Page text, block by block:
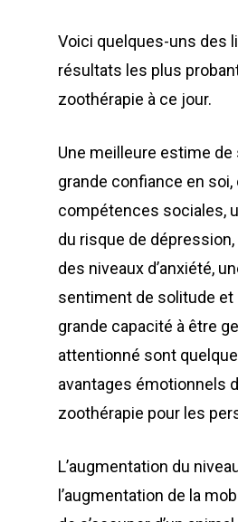
Voici quelques-uns des
résultats les plus
zoothérapie à ce jour.
Une meilleure estime de
grande confiance en
compétences sociales,
du risque de
des niveaux d’anxiété,
sentiment de solitude et
grande capacité à être
attentionné sont
avantages émotionnels
zoothérapie pour les
L’augmentation du
l’augmentation de la